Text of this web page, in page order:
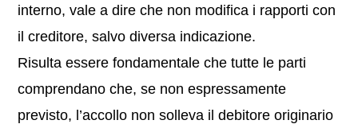
interno, vale a dire che non modifica i rapporti con
il creditore, salvo diversa indicazione.
Risulta essere fondamentale che tutte le parti
comprendano che, se non espressamente
previsto, l’accollo non solleva il debitore originario